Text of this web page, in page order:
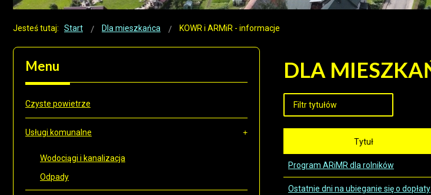
Jesteś tutaj: Start Dla mieszkańca KOWR i ARMiR - informacje
DLA
Tytuł
Program ARiMR dla rolników
Ostatnie dni na ubieganie się o dopłaty
Menu
Czyste powietrze
Usługi komunalne
Wodociągi i kanalizacja
Odpady